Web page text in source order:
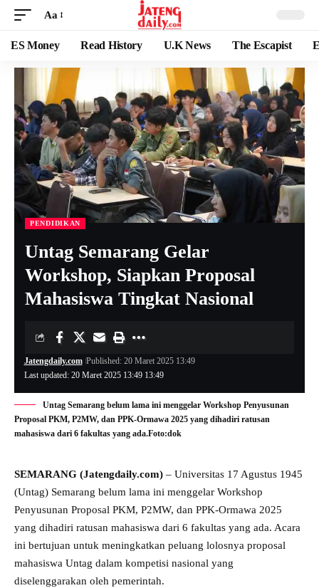
Aa
ES Money Read History U.K News The Escapist
PENDIDIKAN
Untag Semarang Gelar
Workshop, Siapkan Proposal
Mahasiswa Tingkat Nasional
Last updated: 20 Maret 2025 13:49 13:49
Jatengdaily.com Published: 20 Maret 2025 13:49
Untag Semarang belum lama ini menggelar Workshop Penyusunan
Proposal PKM, P2MW, dan PPK-Ormawa 2025 yang dihadiri ratusan
mahasiswa dari 6 fakultas yang ada.Foto:dok
SEMARANG (Jatengdaily.com) – Universitas 17 Agustus 1945
(Untag) Semarang belum lama ini menggelar Workshop
Penyusunan Proposal PKM, P2MW, dan PPK-Ormawa 2025
yang dihadiri ratusan mahasiswa dari 6 fakultas yang ada. Acara
ini bertujuan untuk meningkatkan peluang lolosnya proposal
mahasiswa Untag dalam kompetisi nasional yang
diselenggarakan oleh pemerintah.